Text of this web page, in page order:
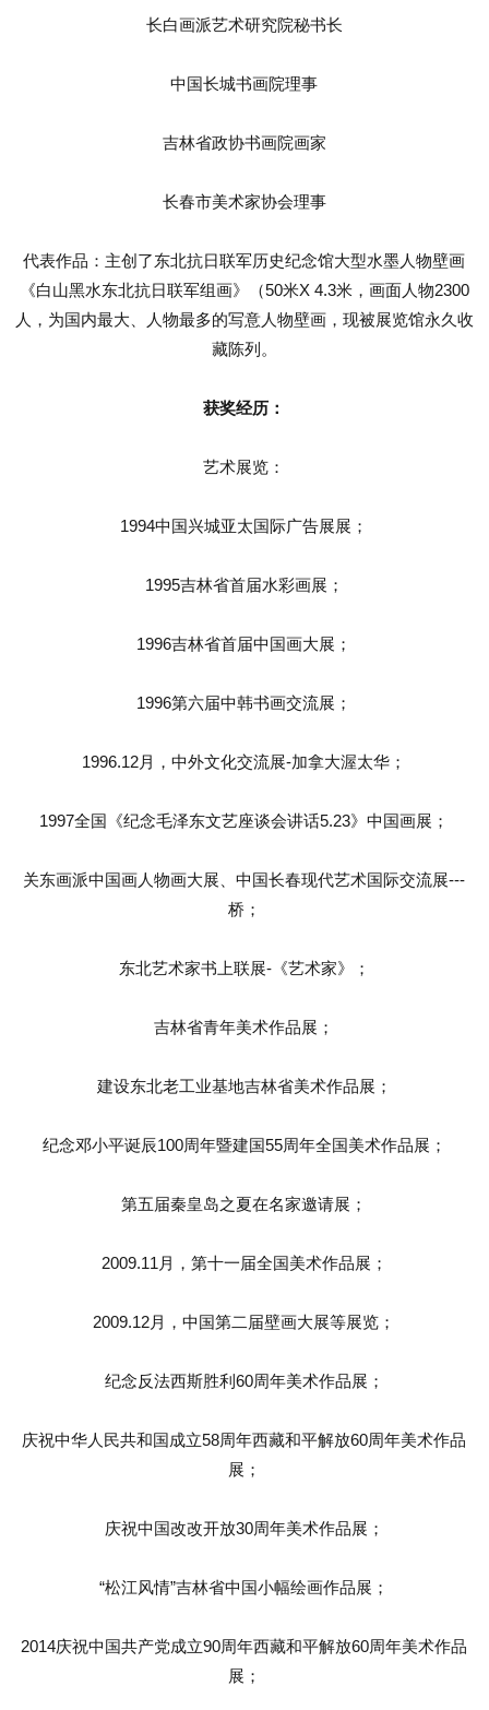
长白画派艺术研究院秘书长
中国长城书画院理事
吉林省政协书画院画家
长春市美术家协会理事
代表作品：主创了东北抗日联军历史纪念馆大型水墨人物壁画
《白山黑水东北抗日联军组画》（50米X 4.3米，画面人物2300
人，为国内最大、人物最多的写意人物壁画，现被展览馆永久收
藏陈列。
获奖经历：
艺术展览：
1994中国兴城亚太国际广告展展；
1995吉林省首届水彩画展；
1996吉林省首届中国画大展；
1996第六届中韩书画交流展；
1996.12月，中外文化交流展-加拿大渥太华；
1997全国《纪念毛泽东文艺座谈会讲话5.23》中国画展；
关东画派中国画人物画大展、中国长春现代艺术国际交流展---
桥；
东北艺术家书上联展-《艺术家》；
吉林省青年美术作品展；
建设东北老工业基地吉林省美术作品展；
纪念邓小平诞辰100周年暨建国55周年全国美术作品展；
第五届秦皇岛之夏在名家邀请展；
2009.11月，第十一届全国美术作品展；
2009.12月，中国第二届壁画大展等展览；
纪念反法西斯胜利60周年美术作品展；
庆祝中华人民共和国成立58周年西藏和平解放60周年美术作品
展；
庆祝中国改改开放30周年美术作品展；
“松江风情”吉林省中国小幅绘画作品展；
2014庆祝中国共产党成立90周年西藏和平解放60周年美术作品
展；